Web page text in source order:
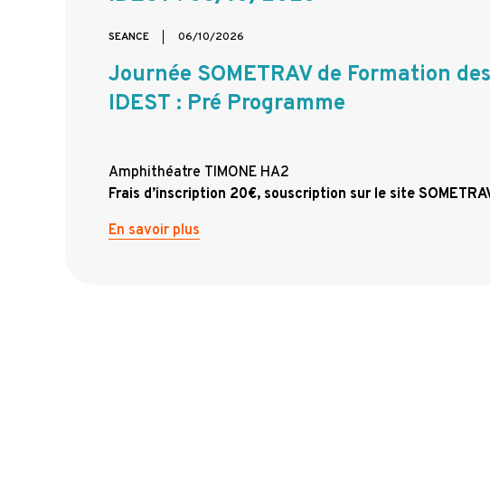
SEANCE 06/10/2026
Journée SOMETRAV de Formation des
IDEST : Pré Programme
Amphithéatre TIMONE HA2
Frais d’inscription 20€, souscription sur le site
En savoir plus